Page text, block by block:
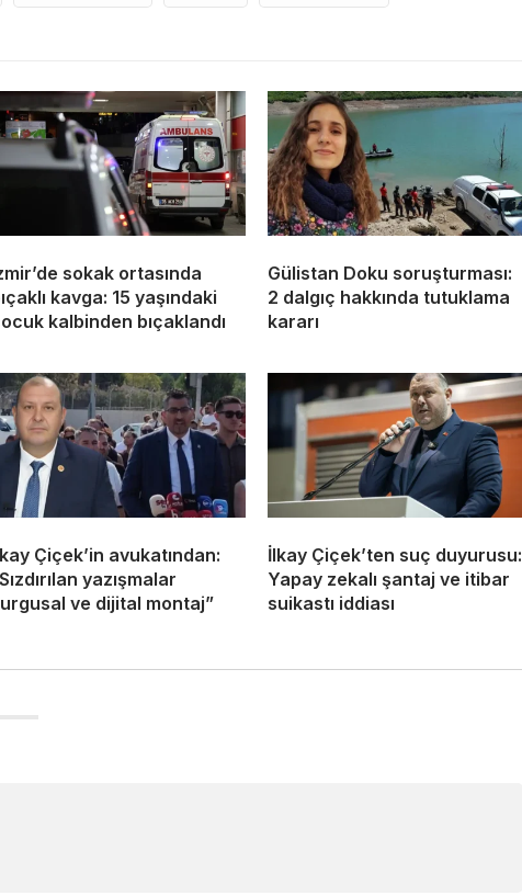
sokak ortasında
kavga: 15 yaşındaki
kalbinden bıçaklandı
Gülistan Doku soruşturması:
2 dalgıç hakkında tutuklama
kararı
Çiçek’in avukatından:
yazışmalar
ve dijital montaj”
İlkay Çiçek’ten suç duyurusu:
Yapay zekalı şantaj ve itibar
suikastı iddiası